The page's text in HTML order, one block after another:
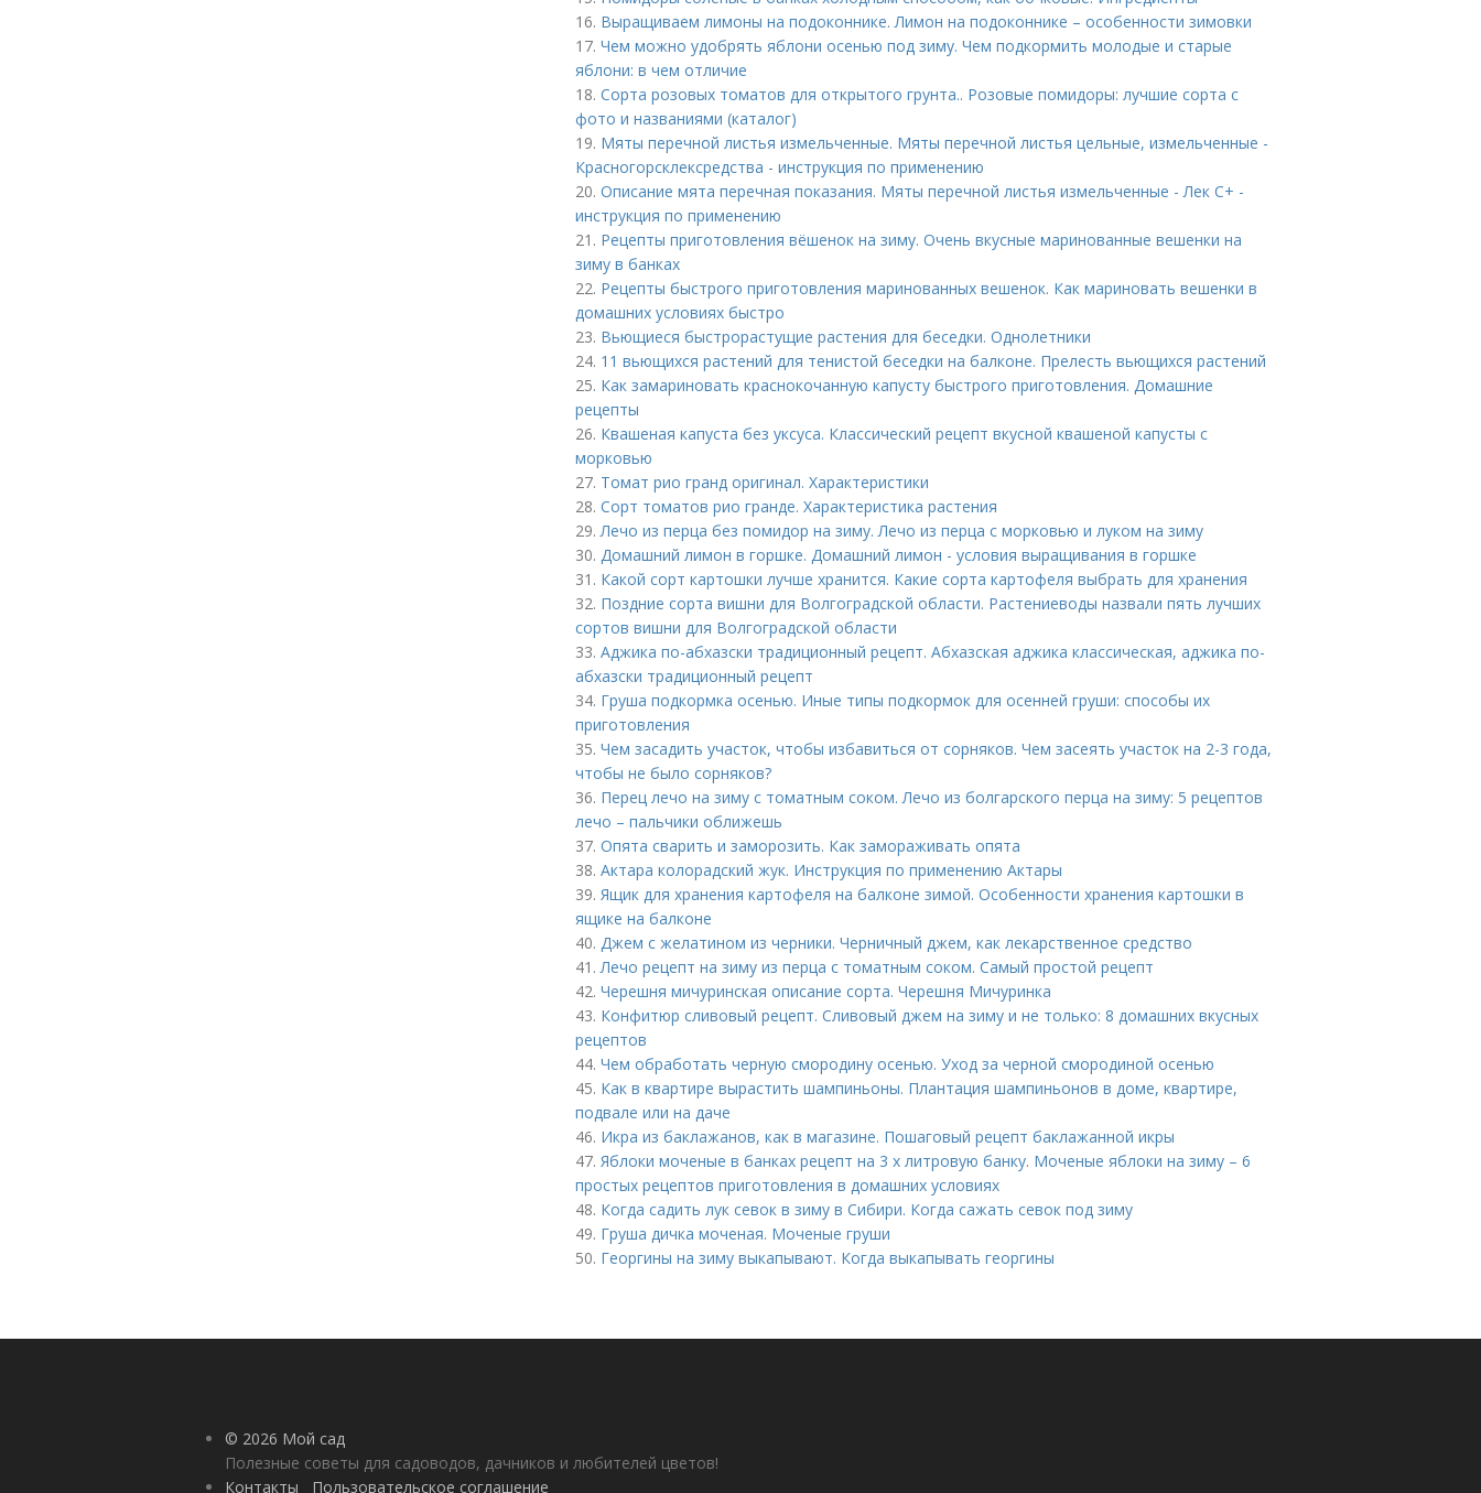
16. Выращиваем лимоны на подоконнике. Лимон на подоконнике – особенности зимовки
17. Чем можно удобрять яблони осенью под зиму. Чем подкормить молодые и старые
яблони: в чем отличие
18. Сорта розовых томатов для открытого грунта.. Розовые помидоры: лучшие сорта с
фото и названиями (каталог)
19. Мяты перечной листья измельченные. Мяты перечной листья цельные, измельченные -
Красногорсклексредства - инструкция по применению
20. Описание мята перечная показания. Мяты перечной листья измельченные - Лек С+ -
инструкция по применению
21. Рецепты приготовления вёшенок на зиму. Очень вкусные маринованные вешенки на
зиму в банках
22. Рецепты быстрого приготовления маринованных вешенок. Как мариновать вешенки в
домашних условиях быстро
23. Вьющиеся быстрорастущие растения для беседки. Однолетники
24. 11 вьющихся растений для тенистой беседки на балконе. Прелесть вьющихся растений
25. Как замариновать краснокочанную капусту быстрого приготовления. Домашние
рецепты
26. Квашеная капуста без уксуса. Классический рецепт вкусной квашеной капусты с
морковью
27. Томат рио гранд оригинал. Характеристики
28. Сорт томатов рио гранде. Характеристика растения
29.Лечо из перца без помидор на зиму. Лечо из перца с морковью и луком на зиму
30. Домашний лимон в горшке. Домашний лимон - условия выращивания в горшке
31. Какой сорт картошки лучше хранится. Какие сорта картофеля выбрать для хранения
32. Поздние сорта вишни для Волгоградской области. Растениеводы назвали пять лучших
сортов вишни для Волгоградской области
33. Аджика по-абхазски традиционный рецепт. Абхазская аджика классическая, аджика по-
абхазски традиционный рецепт
34. Груша подкормка осенью. Иные типы подкормок для осенней груши: способы их
приготовления
35. Чем засадить участок, чтобы избавиться от сорняков. Чем засеять участок на 2-3 года,
чтобы не было сорняков?
36. Перец лечо на зиму с томатным соком. Лечо из болгарского перца на зиму: 5 рецептов
лечо – пальчики оближешь
37. Опята сварить и заморозить. Как замораживать опята
38. Актара колорадский жук. Инструкция по применению Актары
39. Ящик для хранения картофеля на балконе зимой. Особенности хранения картошки в
ящике на балконе
40. Джем с желатином из черники. Черничный джем, как лекарственное средство
41.Лечо рецепт на зиму из перца с томатным соком. Самый простой рецепт
42. Черешня мичуринская описание сорта. Черешня Мичуринка
43. Конфитюр сливовый рецепт. Сливовый джем на зиму и не только: 8 домашних вкусных
рецептов
44. Чем обработать черную смородину осенью. Уход за черной смородиной осенью
45. Как в квартире вырастить шампиньоны. Плантация шампиньонов в доме, квартире,
подвале или на даче
46. Икра из баклажанов, как в магазине. Пошаговый рецепт баклажанной икры
47. Яблоки моченые в банках рецепт на 3 х литровую банку. Моченые яблоки на зиму – 6
простых рецептов приготовления в домашних условиях
48. Когда садить лук севок в зиму в Сибири. Когда сажать севок под зиму
49. Груша дичка моченая. Моченые груши
50. Георгины на зиму выкапывают. Когда выкапывать георгины
© 2026 Мой сад
Полезные советы для садоводов, дачников и любителей цветов!
Контакты
Пользовательское соглашение